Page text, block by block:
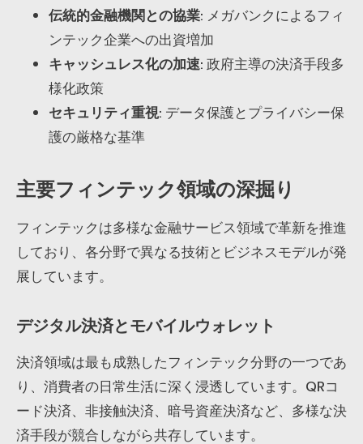
伝統的金融機関との協業: メガバンクによるフィ
ンテック企業への出資増加
キャッシュレス化の加速: 政府主導の決済手段多
様化政策
セキュリティ重視: データ保護とプライバシー保
護の厳格な基準
主要フィンテック領域の深掘り
フィンテックは多様な金融サービス領域で革新を推進
しており、各分野で異なる技術とビジネスモデルが発
展しています。
デジタル決済とモバイルウォレット
決済領域は最も成熟したフィンテック分野の一つであ
り、消費者の日常生活に深く浸透しています。QRコ
ード決済、非接触決済、暗号資産決済など、多様な決
済手段が競合しながら共存しています。